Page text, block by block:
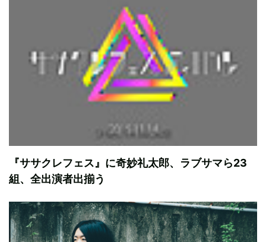
『ササクレフェス』に奇妙礼太郎、ラブサマら23
組、全出演者出揃う